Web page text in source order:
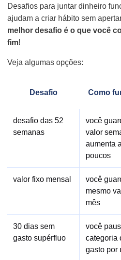
Desafios para juntar dinheiro
ajudam a criar hábito sem
melhor desafio é o que você
fim!
Veja algumas opções:
Desafio Como
desafio das 52
semanas
você
valor
aumenta
poucos
valor fixo mensal
você
mesmo
mês
30 dias sem
gasto supérfluo
você
categoria
gasto por